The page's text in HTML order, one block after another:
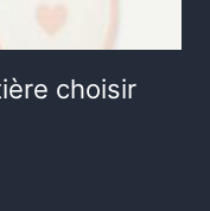
choisir